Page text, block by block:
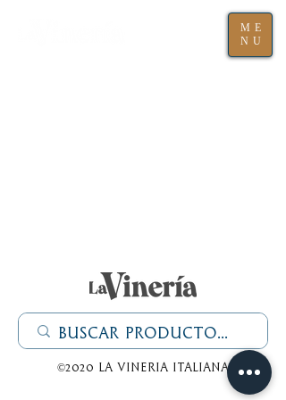
ME
NU
©2020 La Vineria italiana